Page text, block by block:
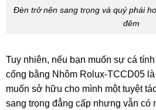
Đèn trở nên sang trọng và quý phái
đêm
Tuy nhiên, nếu bạn muốn sự cá
cổng bằng Nhôm Rolux-TCCD05
muốn sở hữu cho mình một tuyệt
sang trọng đẳng cấp nhưng vẫn có